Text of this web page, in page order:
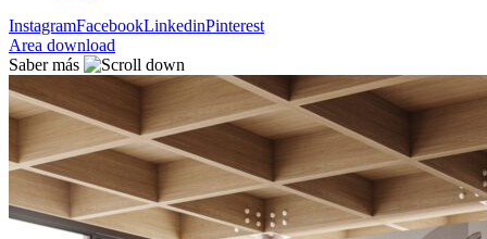
InstagramFacebookLinkedinPinterest
Area download
Saber más